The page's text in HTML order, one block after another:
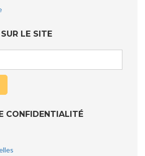
SUR LE SITE
CONFIDENTIALITÉ